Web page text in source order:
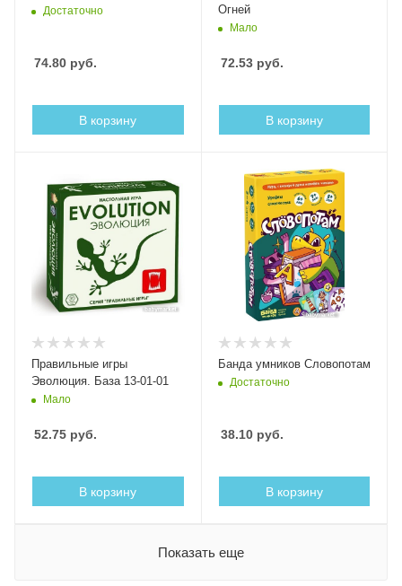
Достаточно
74.80 руб.
В корзину
Огней
Мало
72.53руб.
В корзину
Правильные игры
Эволюция. База 13-01-01
Мало
52.75 руб.
В корзину
Банда умников Словопотам
Достаточно
38.10руб.
В корзину
Показать еще